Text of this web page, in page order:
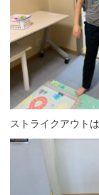
ストライクアウト